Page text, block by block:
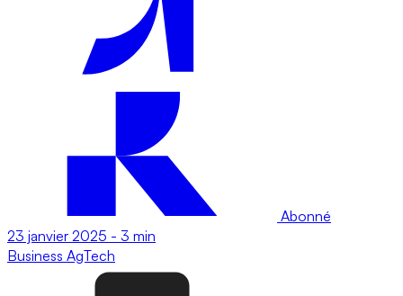
Abonné
23 janvier 2025 - 3 min
Business AgTech